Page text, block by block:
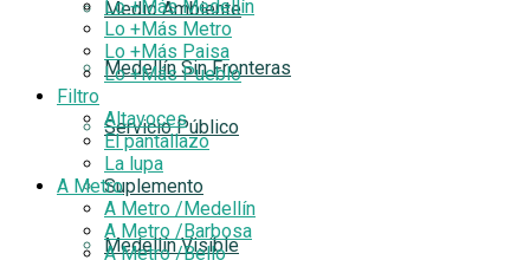
Medio Ambiente
Medellín Sin Fronteras
Servicio Público
Suplemento
Medellín Visible
Lo +Más Medellín
Lo +Más Metro
Lo +Más Paisa
Lo +Más Pueblo
Filtro
Altavoces
El pantallazo
La lupa
A Metro
A Metro /Medellín
A Metro /Barbosa
A Metro /Bello